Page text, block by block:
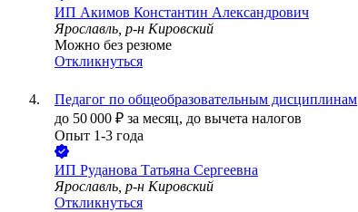
ИП Акимов Константин Александрович
Ярославль, р-н Кировский
Можно без резюме
Откликнуться
Педагог по общеобразовательным дисциплинам
до 50 000 ₽ за месяц, до вычета налогов
Опыт 1-3 года
ИП Руданова Татьяна Сергеевна
Ярославль, р-н Кировский
Откликнуться